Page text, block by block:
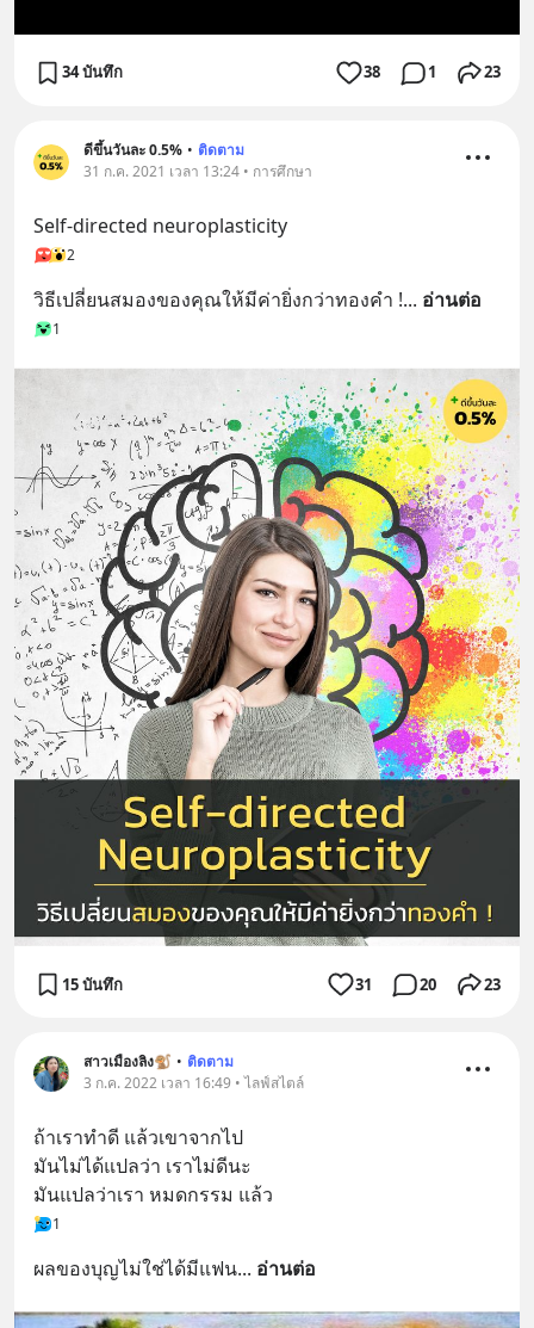
34 บันทึก 38 1 23
ดีขึ้นวันละ 0.5% • ติดตาม
31 ก.ค. 2021 เวลา 13:24 • การศึกษา
Self-directed neuroplasticity
2
วิธีเปลี่ยนสมองของคุณให้มีค่ายิ่งกว่าทองคำ !... อ่านต่อ
1
15 บันทึก 31 20 23
สาวเมืองลิง🐒 • ติดตาม
3 ก.ค. 2022 เวลา 16:49 • ไลฟ์สไตล์
ถ้าเราทำดี แล้วเขาจากไป
มันไม่ได้แปลว่า เราไม่ดีนะ
มันแปลว่าเรา หมดกรรม แล้ว
1
ผลของบุญไม่ใช่ได้มีแฟน... อ่านต่อ